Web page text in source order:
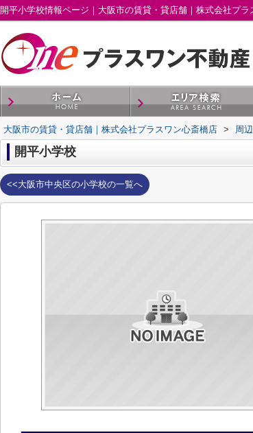
開平小学校情報ページ｜大阪市の賃貸・貸店舗｜株式会社プラ
大阪市の賃貸・貸店舗｜株式会社プラスワン心斎橋店 > 周
開平小学校
<<大阪市中央区の小学校の一覧へ